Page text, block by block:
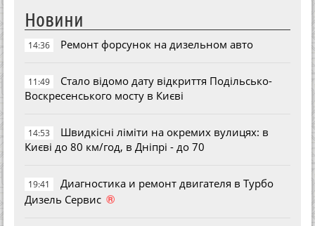
Новини
14:36 Ремонт форсунок на дизельном авто
11:49
Стало відомо дату відкриття Подільсько-
Воскресенського мосту в Києві
14:53
Швидкісні ліміти на окремих вулицях: в
Києві до 80 км/год, в Дніпрі - до 70
19:41
Диагностика и ремонт двигателя в Турбо
Дизель Сервис ®